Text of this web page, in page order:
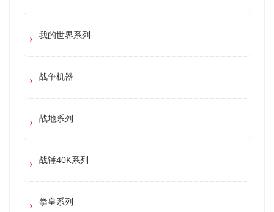
我的世界系列
战争机器
战地系列
战锤40K系列
拳皇系列